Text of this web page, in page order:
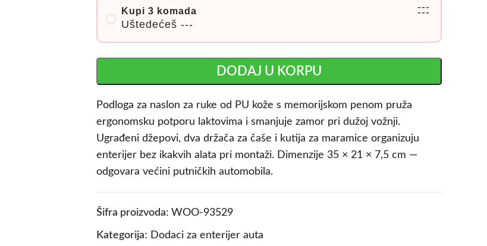
Kupi 3 komada
Uštedećeš ---
---
---
DODAJ U KORPU
Podloga za naslon za ruke od PU kože s memorijskom penom pruža
ergonomsku potporu laktovima i smanjuje zamor pri dužoj vožnji.
Ugrađeni džepovi, dva držača za čaše i kutija za maramice organizuju
enterijer bez ikakvih alata pri montaži. Dimenzije 35 × 21 × 7,5 cm —
odgovara većini putničkih automobila.
Šifra proizvoda: WOO-93529
Kategorija: Dodaci za enterijer auta